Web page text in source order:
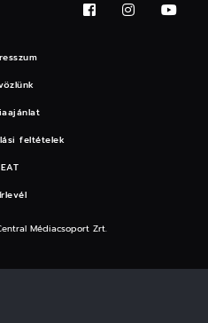
feltételek
EAT
Médiacsoport Zrt.